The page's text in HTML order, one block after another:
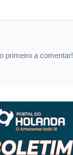
primeiro a comentar!